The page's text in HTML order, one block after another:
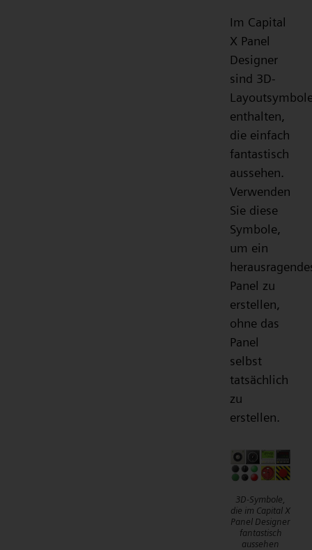
Im Capital
X Panel
Designer
sind 3D-
enthalten,
die einfach
fantastisch
aussehen.
Verwenden
Sie diese
Symbole,
um ein
Panel zu
erstellen,
ohne das
Panel
selbst
tatsächlich
zu
erstellen.
3D-Symbole,
die im Capital X
Panel Designer
fantastisch
aussehen